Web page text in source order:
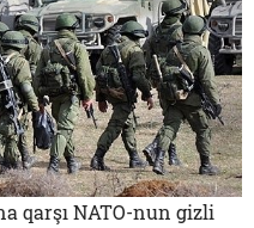
qarşı NATO-nun gizli